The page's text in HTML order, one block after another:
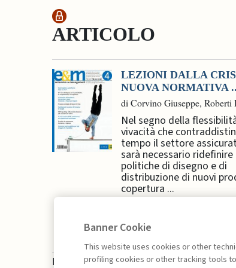
ARTICOLO
LEZIONI DALLA
NUOVA NORMATIVA
di Corvino Giuseppe, Roberti
Nel segno della
vivacità che
tempo il settore
sarà necessario ridefinire
politiche di disegno e di
distribuzione di nuovi
copertura ...
La consultazione dei libri è riservata
Banner Cookie
This website uses cookies or other
profiling cookies or other tracking tools